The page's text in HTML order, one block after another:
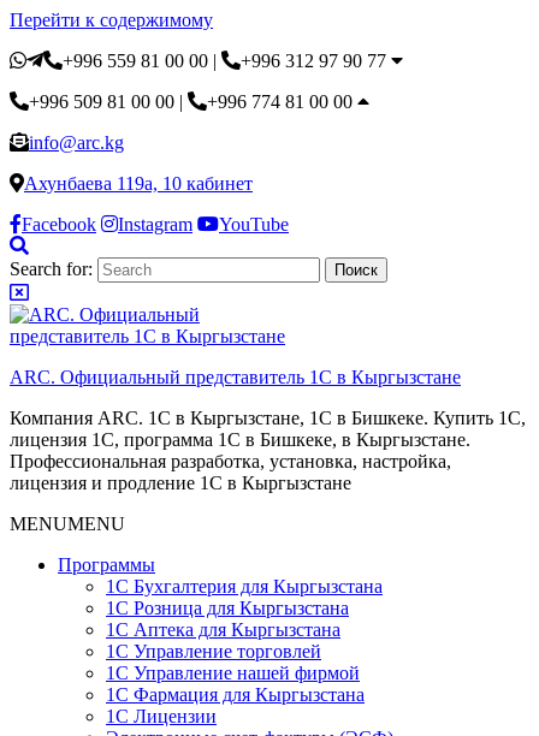
Перейти к содержимому
+996 559 81 00 00 |
+996 312 97 90 77
+996 509 81 00 00 |
+996 774 81 00 00
info@arc.kg
Ахунбаева 119а, 10 кабинет
Facebook
Instagram YouTube
Search for:
ARC. Официальный представитель 1С в Кыргызстане
Компания ARC. 1С в Кыргызстане, 1С в Бишкеке. Купить 1С,
лицензия 1С, программа 1С в Бишкеке, в Кыргызстане.
Профессиональная разработка, установка, настройка,
лицензия и продление 1С в Кыргызстане
MENUMENU
Программы
1С Бухгалтерия для Кыргызстана
1С Розница для Кыргызстана
1С Аптека для Кыргызстана
1С Управление торговлей
1С Управление нашей фирмой
1С Фармация для Кыргызстана
1С Лицензии